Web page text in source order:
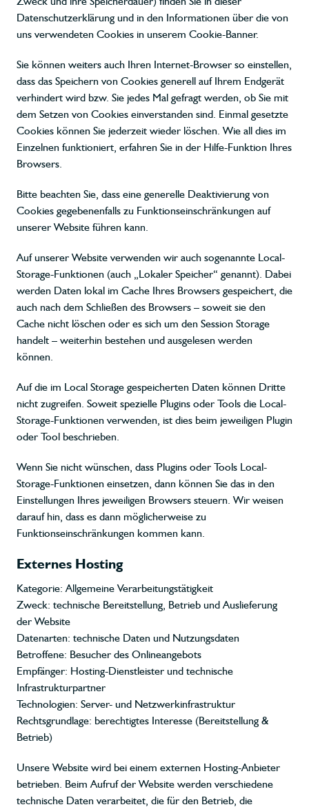
Datenschutzerklärung und in den Informationen über die von
uns verwendeten Cookies in unserem Cookie-Banner.
Sie können weiters auch Ihren Internet-Browser so einstellen,
dass das Speichern von Cookies generell auf Ihrem Endgerät
verhindert wird bzw. Sie jedes Mal gefragt werden, ob Sie mit
dem Setzen von Cookies einverstanden sind. Einmal gesetzte
Cookies können Sie jederzeit wieder löschen. Wie all dies im
Einzelnen funktioniert, erfahren Sie in der Hilfe-Funktion Ihres
Browsers.
Bitte beachten Sie, dass eine generelle Deaktivierung von
Cookies gegebenenfalls zu Funktionseinschränkungen auf
unserer Website führen kann.
Auf unserer Website verwenden wir auch sogenannte Local-
Storage-Funktionen (auch „Lokaler Speicher“ genannt). Dabei
werden Daten lokal im Cache Ihres Browsers gespeichert, die
auch nach dem Schließen des Browsers – soweit sie den
Cache nicht löschen oder es sich um den Session Storage
handelt – weiterhin bestehen und ausgelesen werden
können.
Auf die im Local Storage gespeicherten Daten können Dritte
nicht zugreifen. Soweit spezielle Plugins oder Tools die Local-
Storage-Funktionen verwenden, ist dies beim jeweiligen Plugin
oder Tool beschrieben.
Wenn Sie nicht wünschen, dass Plugins oder Tools Local-
Storage-Funktionen einsetzen, dann können Sie das in den
Einstellungen Ihres jeweiligen Browsers steuern. Wir weisen
darauf hin, dass es dann möglicherweise zu
Funktionseinschränkungen kommen kann.
Externes Hosting
Kategorie: Allgemeine Verarbeitungstätigkeit
Zweck: technische Bereitstellung, Betrieb und Auslieferung
der Website
Datenarten: technische Daten und Nutzungsdaten
Betroffene: Besucher des Onlineangebots
Empfänger: Hosting-Dienstleister und technische
Infrastrukturpartner
Technologien: Server- und Netzwerkinfrastruktur
Rechtsgrundlage: berechtigtes Interesse (Bereitstellung &
Betrieb)
Unsere Website wird bei einem externen Hosting-Anbieter
betrieben. Beim Aufruf der Website werden verschiedene
technische Daten verarbeitet, die für den Betrieb, die